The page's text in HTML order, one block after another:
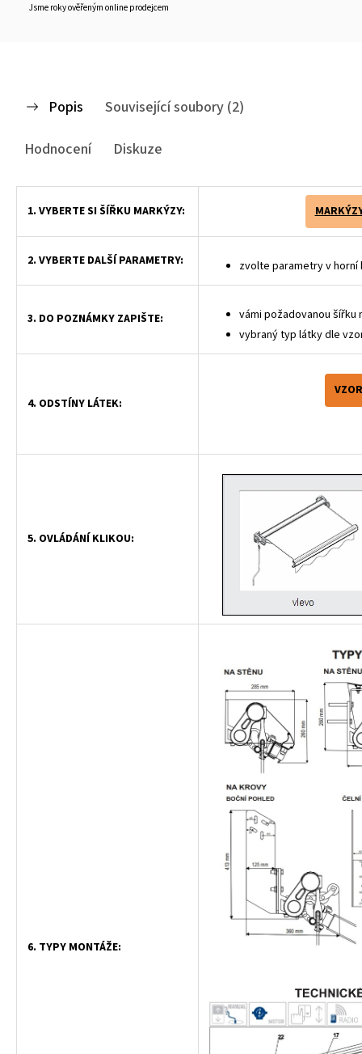
Jsme roky ověřeným online prodejcem
Popis
Související soubory (2)
Hodnocení
Diskuze
1. VYBERTE SI ŠÍŘKU MARKÝZY:
2. VYBERTE DALŠÍ PARAMETRY: zvolte parametry v horní
3. DO POZNÁMKY ZAPIŠTE:
vámi požadovanou šířku
vybraný typ látky dle
4. ODSTÍNY LÁTEK:
5. OVLÁDÁNÍ KLIKOU:
6. TYPY MONTÁŽE: